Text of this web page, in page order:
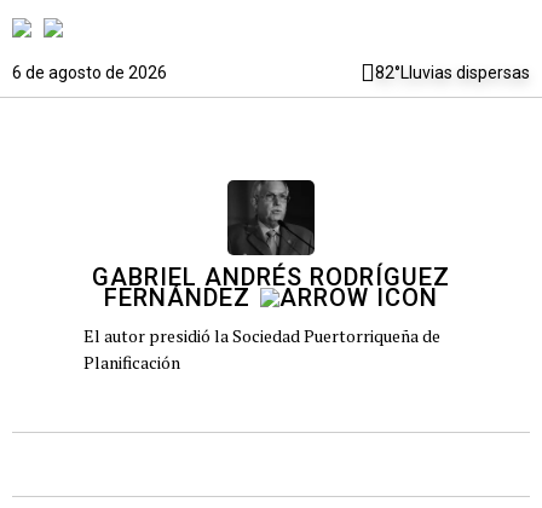
6 de agosto de 2026 82°Lluvias dispersas
GABRIEL ANDRÉS RODRÍGUEZ
FERNÁNDEZ
El autor presidió la Sociedad Puertorriqueña de
Planificación